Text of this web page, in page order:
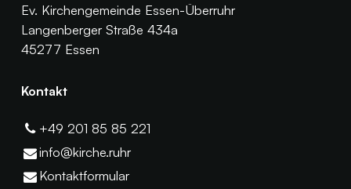
Ev. Kirchengemeinde Essen-Überruhr
Langenberger Straße 434a
45277 Essen
Kontakt
+49 201 85 85 221
info@​kirche.​ruhr
Kontaktformular